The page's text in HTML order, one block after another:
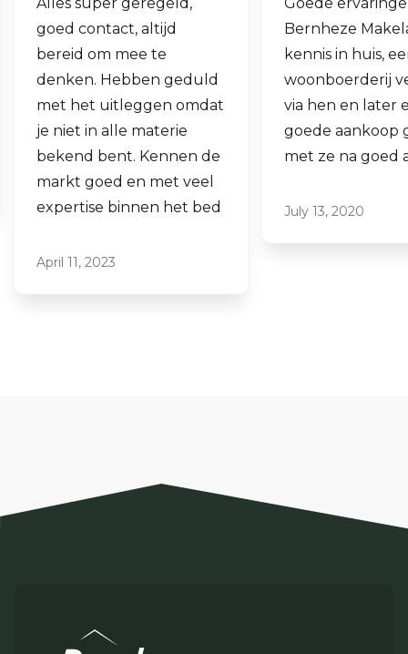
Goede ervaringen met
Bernheze Makelaars, veel
kennis in huis, eens onze
woonboerderij verkocht
via hen en later een
goede aankoop gedaan
met ze na goed advies.
July 13, 2020
Fijne
al mijn 2e
hen laten
ook een
aankopen.
professioneel,